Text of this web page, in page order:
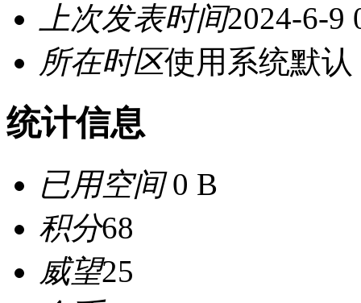
上次发表时间2024-6-9
所在时区使用系统默认
统计信息
已用空间0 B
积分68
威望25